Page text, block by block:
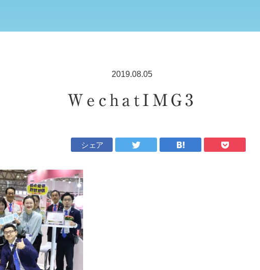
2019.08.05
WechatIMG3
シェア